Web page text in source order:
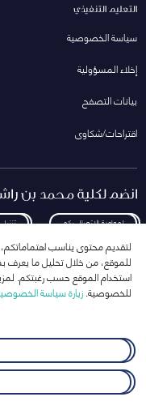
التعليم التنفيذي
سياسة الخصوصية
إخلاء المسؤولية
بيانات التصفح
اقتراحات/شكاوى
انضم لكلية محمد بن
لمعاودة الاتصال بكم
انضم إلى قائمة مراسلاتنا
لتقديم محتوى يناسب اهتماماتكم،
للموقع، من خلال تحليل ما يعرف
استخدام الموقع حسب رغبتكم.
للخصوصية.زيارة سياسة